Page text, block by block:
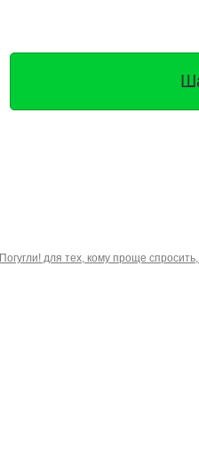
Погугли! для тех, кому проще